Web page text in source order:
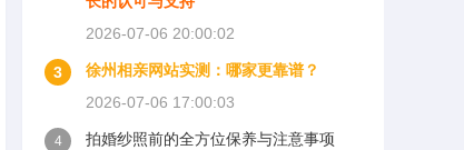
2026-07-06 20:00:02
3
徐州相亲网站实测：哪家更靠谱？
2026-07-06 17:00:03
4
拍婚纱照前的全方位保养与注意事项